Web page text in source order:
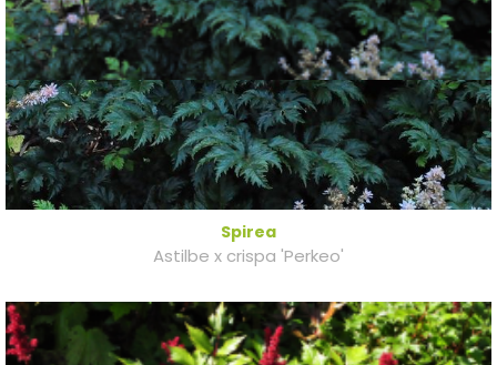
Spirea
Astilbe x crispa 'Perkeo'